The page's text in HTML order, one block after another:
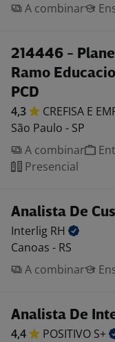
A combinar
214446 -
Ramo
PCD
4,3 CREFISA E
São Paulo - SP
A combinar
Presencial
Analista De
Interlig RH
Canoas - RS
A combinar
Analista De
4,4 POSITIVO S+